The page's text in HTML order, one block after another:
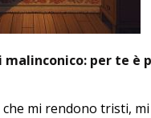
malinconico: per te
mi rendono tristi,